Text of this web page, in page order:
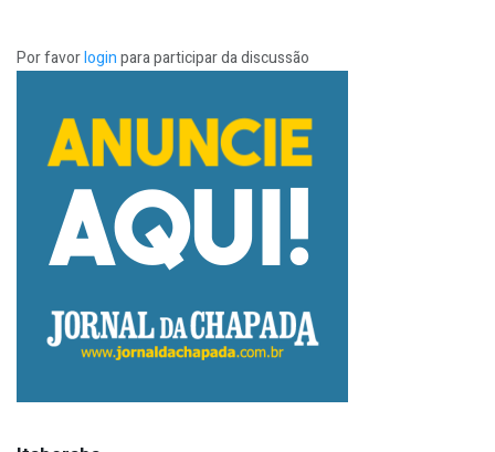
Por favorloginpara participar da discussão